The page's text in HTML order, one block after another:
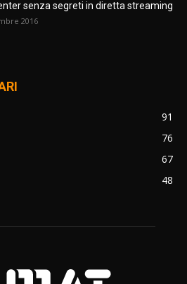
senza segreti in diretta streaming
2016
91
76
67
48